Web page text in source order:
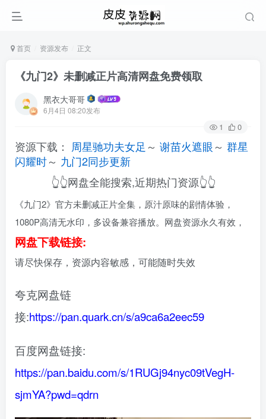
首页 资源发布 正文
《九门2》未删减正片高清网盘免费领取
黑衣大哥哥
6月4日 08:20发布
1 0
资源下载： 周星驰功夫女足 ～ 谢苗火遮眼～ 群星
闪耀时～ 九门2同步更新
👆👆网盘全能搜索,近期热门资源👆👆
《九门2》官方未删减正片全集，原汁原味的剧情体验，
1080P高清无水印，多设备兼容播放。网盘资源永久有效，
网盘下载链接:
请尽快保存，资源内容敏感，可能随时失效
夸克网盘链
接:https://pan.quark.cn/s/a9ca6a2eec59
百度网盘链接:
https://pan.baidu.com/s/1RUGj94nyc09tVegH-
sjmYA?pwd=qdrn